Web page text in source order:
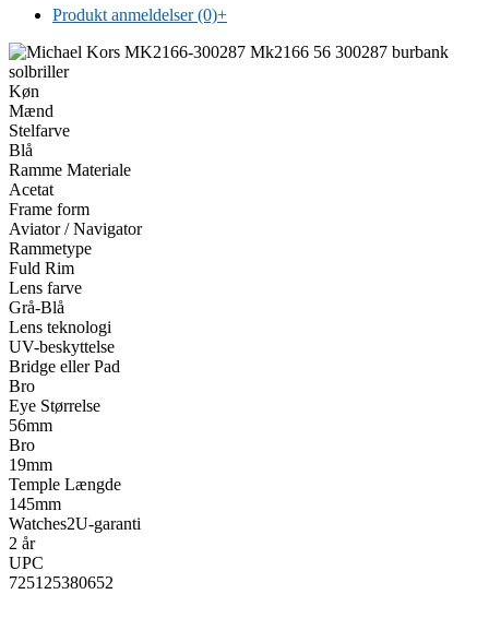
Produkt anmeldelser (0)+
Køn
Mænd
Stelfarve
Blå
Ramme Materiale
Acetat
Frame form
Aviator / Navigator
Rammetype
Fuld Rim
Lens farve
Grå-Blå
Lens teknologi
UV-beskyttelse
Bridge eller Pad
Bro
Eye Størrelse
56mm
Bro
19mm
Temple Længde
145mm
Watches2U-garanti
2 år
UPC
725125380652